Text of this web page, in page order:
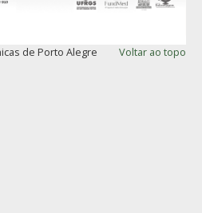
Voltar ao topo
de Porto Alegre